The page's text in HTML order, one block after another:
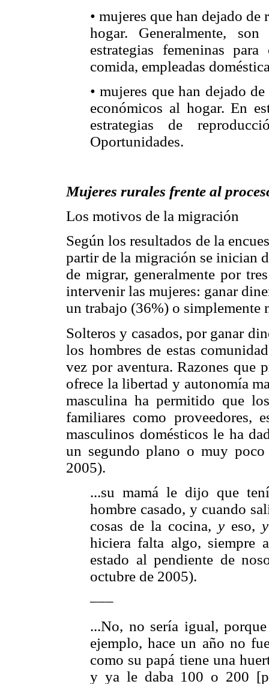
• mujeres que han dejado
hogar. Generalmente,
estrategias femeninas
comida, empleadas
• mujeres que han dejado
económicos al hogar. En
estrategias de
Oportunidades.
Mujeres rurales frente al
Los motivos de la migración
Según los resultados de la
partir de la migración se inician
de migrar, generalmente por
intervenir las mujeres: ganar
un trabajo (36%) o simplemente
Solteros y casados, por ganar
los hombres de estas
vez por aventura. Razones que
ofrece la libertad y autonomía
masculina ha permitido que
familiares como proveedores,
masculinos domésticos le ha
un segundo plano o muy
2005).
...su mamá le dijo que
hombre casado, y cuando
cosas de la cocina, y eso,
hiciera falta algo, siempre
estado al pendiente de
octubre de 2005).
–––
...No, no sería igual,
ejemplo, hace un año no
como su papá tiene una
y ya le daba 100 o 200